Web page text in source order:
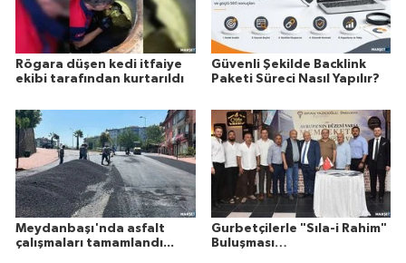
Rögara düşen kedi itfaiye
ekibi tarafından kurtarıldı
Güvenli Şekilde Backlink
Paketi Süreci Nasıl Yapılır?
Meydanbaşı'nda asfalt
çalışmaları tamamlandı...
Gurbetçilerle "Sıla-i Rahim"
Buluşması…